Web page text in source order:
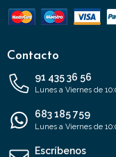
Contacto
91 435 36 56
Lunes a Viernes de
683 185 759
Lunes a Viernes de
Escríbenos